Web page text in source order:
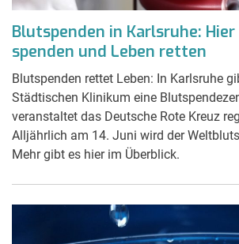
Blutspenden in Karlsruhe:
spenden und Leben retten
Blutspenden rettet Leben: In Karlsruhe
Städtischen Klinikum eine
veranstaltet das Deutsche Rote Kreuz
Alljährlich am 14. Juni wird der
Mehr gibt es hier im Überblick.